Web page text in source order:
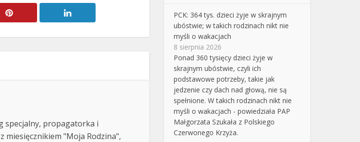
specjalny, propagatorka i
miesięcznikiem "Moja Rodzina",
PCK: 364 tys. dzieci żyje w skrajnym
ubóstwie; w takich rodzinach nikt nie
myśli o wakacjach
8 sierpnia 2026
Ponad 360 tysięcy dzieci żyje w
skrajnym ubóstwie, czyli ich
podstawowe potrzeby, takie jak
jedzenie czy dach nad głową, nie są
spełnione. W takich rodzinach nikt nie
myśli o wakacjach - powiedziała PAP
Małgorzata Szukała z Polskiego
Czerwonego Krzyża.